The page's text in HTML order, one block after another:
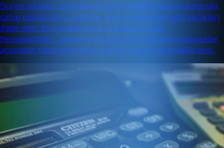
Duran varlıklar, işletmelerin uzun vadeli kullanım amacıyla
sahip olduğu bina, makine, araç ve demirbaş gibi varlıkları
ifade eder. Bu içerikte duran varlıkların nasıl
hesaplandığını, temel formülünü ve örneklerle muhasebe
açısından nasıl değerlendirildiğini özetle öğrenebilirsiniz.